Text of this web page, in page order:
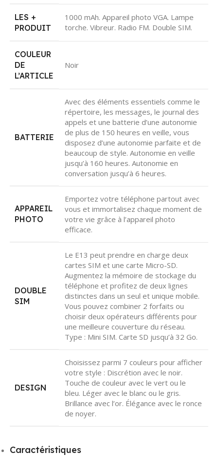
LES +
PRODUIT
1000 mAh. Appareil photo VGA. Lampe
torche. Vibreur. Radio FM. Double SIM.
COULEUR
DE
L’ARTICLE
Noir
BATTERIE
Avec des éléments essentiels comme le
répertoire, les messages, le journal des
appels et une batterie d’une autonomie
de plus de 150 heures en veille, vous
disposez d’une autonomie parfaite et de
beaucoup de style. Autonomie en veille
jusqu’à 160 heures. Autonomie en
conversation jusqu’à 6 heures.
APPAREIL
PHOTO
Emportez votre téléphone partout avec
vous et immortalisez chaque moment de
votre vie grâce à l’appareil photo
efficace.
DOUBLE
SIM
Le E13 peut prendre en charge deux
cartes SIM et une carte Micro-SD.
Augmentez la mémoire de stockage du
téléphone et profitez de deux lignes
distinctes dans un seul et unique mobile.
Vous pouvez combiner 2 forfaits ou
choisir deux opérateurs différents pour
une meilleure couverture du réseau.
Type : Mini SIM. Carte SD jusqu’à 32 Go.
DESIGN
Choisissez parmi 7 couleurs pour afficher
votre style : Discrétion avec le noir.
Touche de couleur avec le vert ou le
bleu. Léger avec le blanc ou le gris.
Brillance avec l’or. Élégance avec le ronce
de noyer.
Caractéristiques